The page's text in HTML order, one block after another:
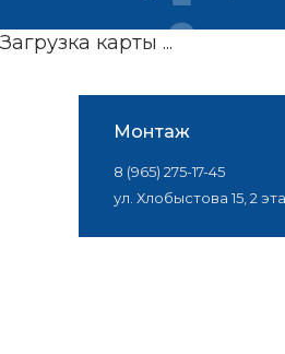
Монтаж
8 (965) 275-17-45
ул. Хлобыстова 15, 2
Загрузка карты ...